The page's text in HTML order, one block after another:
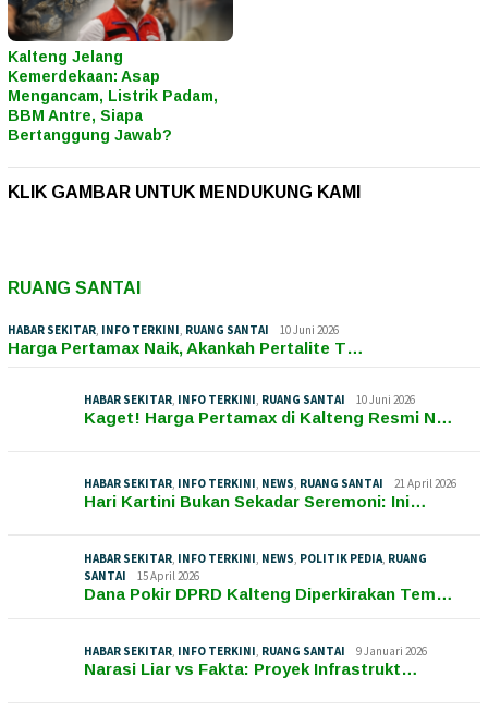
Kalteng Jelang
Kemerdekaan: Asap
Mengancam, Listrik Padam,
BBM Antre, Siapa
Bertanggung Jawab?
KLIK GAMBAR UNTUK MENDUKUNG KAMI
RUANG SANTAI
HABAR SEKITAR, INFO TERKINI, RUANG SANTAI 10 Juni 2026
Harga Pertamax Naik, Akankah Pertalite T…
HABAR SEKITAR, INFO TERKINI, RUANG SANTAI 10 Juni 2026
Kaget! Harga Pertamax di Kalteng Resmi N…
HABAR SEKITAR, INFO TERKINI, NEWS, RUANG SANTAI 21 April 2026
Hari Kartini Bukan Sekadar Seremoni: Ini…
HABAR SEKITAR, INFO TERKINI, NEWS, POLITIK PEDIA, RUANG
SANTAI
15 April 2026
Dana Pokir DPRD Kalteng Diperkirakan Tem…
HABAR SEKITAR, INFO TERKINI, RUANG SANTAI 9 Januari 2026
Narasi Liar vs Fakta: Proyek Infrastrukt…